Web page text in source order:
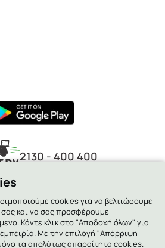
2130 - 400 400
cookies για να βελτιώσουμε
και να σας προσφέρουμε
Κάντε κλικ στο "Αποδοχή όλων" για
Με την επιλογή "Απόρριψη
τα απολύτως απαραίτητα cookies.